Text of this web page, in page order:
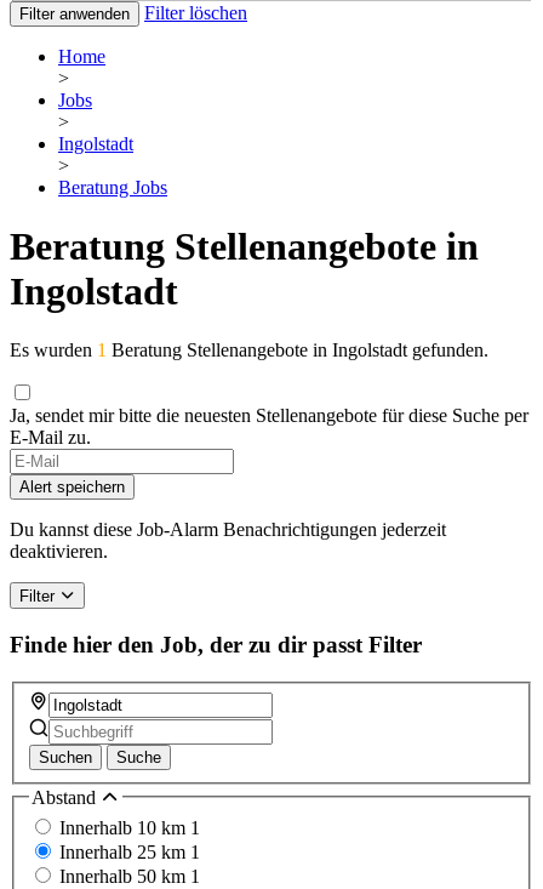
Filter anwenden Filter löschen
Home
>
Jobs
>
Ingolstadt
>
Beratung Jobs
Beratung Stellenangebote in
Ingolstadt
Es wurden 1 Beratung Stellenangebote in Ingolstadt gefunden.
Ja, sendet mir bitte die neuesten Stellenangebote für diese Suche per
E-Mail zu.
Alert speichern
Du kannst diese Job-Alarm Benachrichtigungen jederzeit
deaktivieren.
Filter
Finde hier den Job, der zu dir passt Filter
Suchen Suche
Abstand
Innerhalb 10 km 1
Innerhalb 25 km 1
Innerhalb 50 km 1